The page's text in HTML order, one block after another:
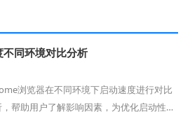
同环境对比分析
浏览器在不同环境下启动速度进行对比
帮助用户了解影响因素，为优化启动性能